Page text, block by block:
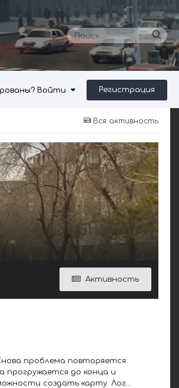
Войти Регистрация
Вся активность
Активность
проблема повторяется:
прогружается до конца и
создать карту. Лог...